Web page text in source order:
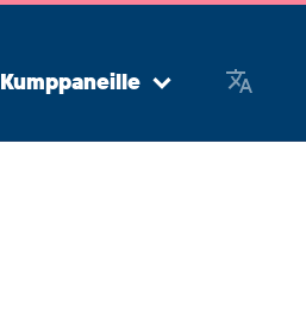
Kumppaneille
Avaa